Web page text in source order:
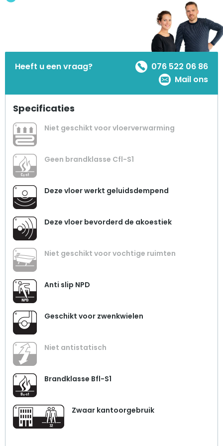
Heeft u een vraag?
076 522 06 86
Mail ons
Specificaties
Niet geschikt voor vloerverwarming
Geen brandklasse Cfl-S1
Deze vloer werkt geluidsdempend
Deze vloer bevorderd de akoestiek
Niet geschikt voor vochtige ruimten
Anti slip NPD
Geschikt voor zwenkwielen
Niet antistatisch
Brandklasse Bfl-S1
Zwaar kantoorgebruik